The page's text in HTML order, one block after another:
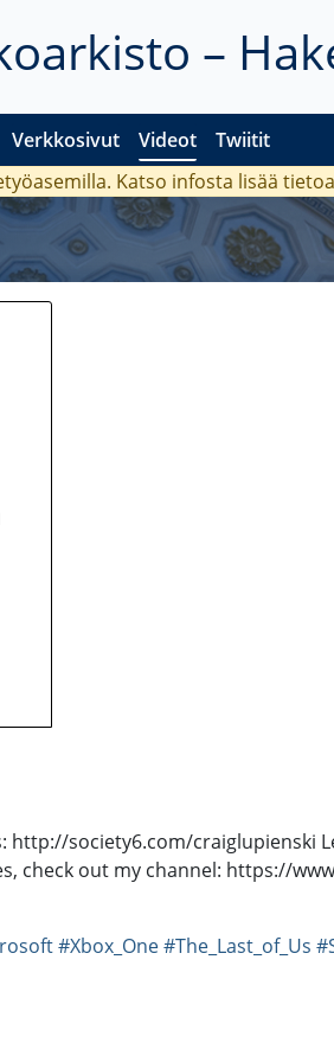
–
Verkkosivut Videot Twiitit
Katso infosta lisää
society6.com/craiglupienski
check out my channel: https://
#Xbox_One#The_Last_of_Us